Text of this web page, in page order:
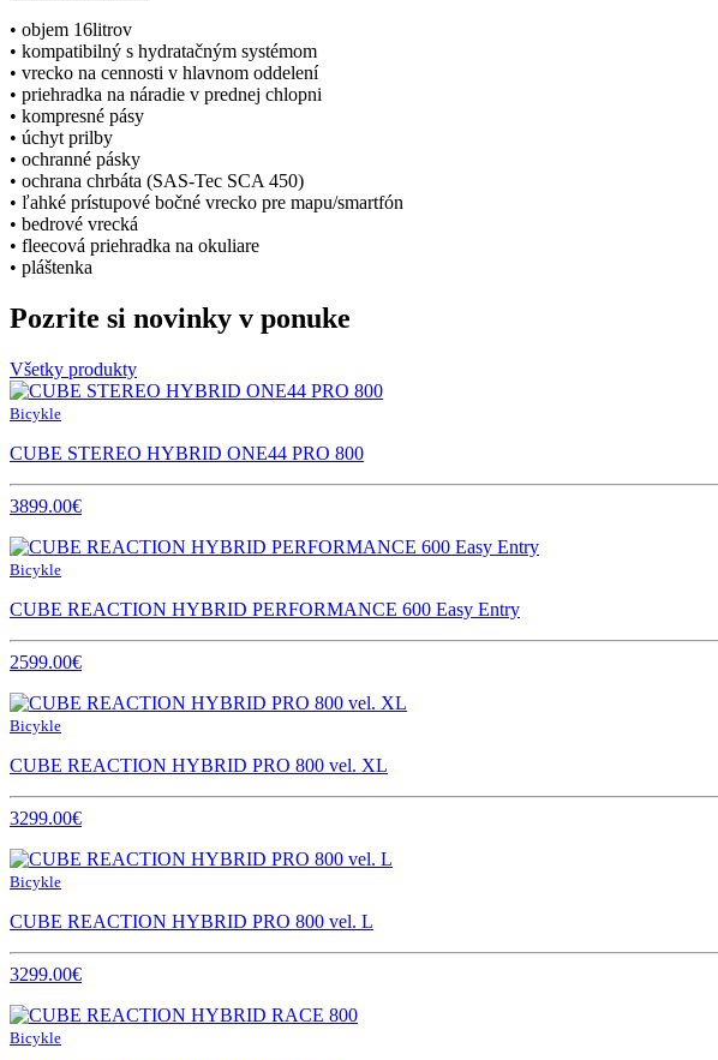
• objem 16litrov
• kompatibilný s hydratačným systémom
• vrecko na cennosti v hlavnom oddelení
• priehradka na náradie v prednej chlopni
• kompresné pásy
• úchyt prilby
• ochranné pásky
• ochrana chrbáta (SAS-Tec SCA 450)
• ľahké prístupové bočné vrecko pre mapu/smartfón
• bedrové vrecká
• fleecová priehradka na okuliare
• pláštenka
Pozrite si novinky v ponuke
Všetky produkty
Bicykle
CUBE STEREO HYBRID ONE44 PRO 800
3899.00€
Bicykle
CUBE REACTION HYBRID PERFORMANCE 600 Easy Entry
2599.00€
Bicykle
CUBE REACTION HYBRID PRO 800 vel. XL
3299.00€
Bicykle
CUBE REACTION HYBRID PRO 800 vel. L
3299.00€
Bicykle